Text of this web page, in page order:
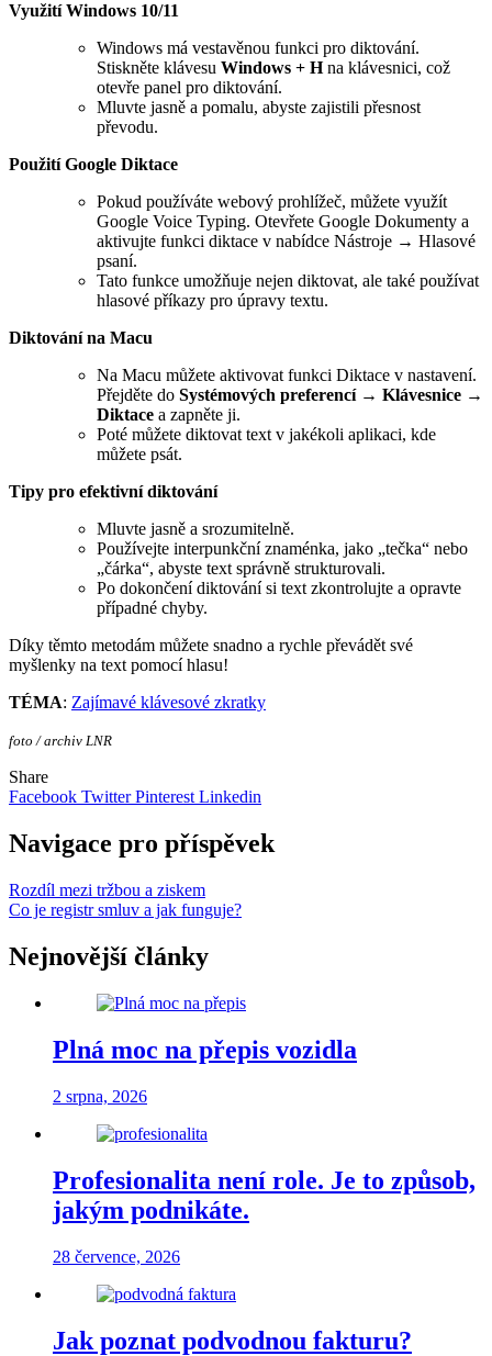
Využití Windows 10/11
Windows má vestavěnou funkci pro diktování.
Stiskněte klávesu Windows + Hna klávesnici, což
otevře panel pro diktování.
Mluvte jasně a pomalu, abyste zajistili přesnost
převodu.
Použití Google Diktace
Pokud používáte webový prohlížeč, můžete využít
Google Voice Typing. Otevřete Google Dokumenty a
aktivujte funkci diktace v nabídce Nástroje → Hlasové
psaní.
Tato funkce umožňuje nejen diktovat, ale také používat
hlasové příkazy pro úpravy textu.
Diktování na Macu
Na Macu můžete aktivovat funkci Diktace v nastavení.
Přejděte do Systémových preferencí→ Klávesnice →
Diktace a zapněte ji.
Poté můžete diktovat text v jakékoli aplikaci, kde
můžete psát.
Tipy pro efektivní diktování
Mluvte jasně a srozumitelně.
Používejte interpunkční znaménka, jako „tečka“ nebo
„čárka“, abyste text správně strukturovali.
Po dokončení diktování si text zkontrolujte a opravte
případné chyby.
Díky těmto metodám můžete snadno a rychle převádět své
myšlenky na text pomocí hlasu!
TÉMA: Zajímavé klávesové zkratky
foto / archiv LNR
Share
Facebook TwitterPinterestLinkedin
Navigace pro příspěvek
Rozdíl mezi tržbou a ziskem
Co je registr smluv a jak funguje?
Nejnovější články
Plná moc na přepis vozidla
2 srpna, 2026
Profesionalita není role. Je to způsob,
jakým podnikáte.
28 července, 2026
Jak poznat podvodnou fakturu?